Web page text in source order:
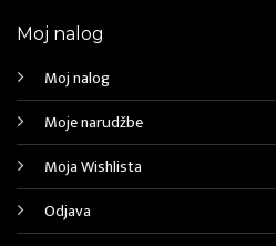
Moj nalog
Moj nalog
Moje narudžbe
Moja Wishlista
Odjava